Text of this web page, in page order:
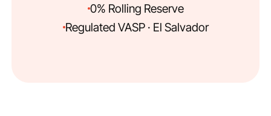
0% Rolling Reserve
Regulated VASP · El Salvador